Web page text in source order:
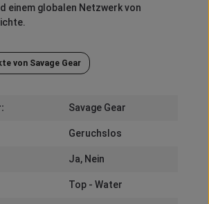
einem globalen Netzwerk von
von Savage Gear
Savage Gear
Geruchslos
Ja, Nein
Top - Water